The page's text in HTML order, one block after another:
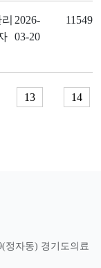
2026-
03-20
11549
13 14
정자동) 경기도의료